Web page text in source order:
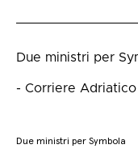
Due ministri per
- Corriere Adriatico
Due ministri per Symbola